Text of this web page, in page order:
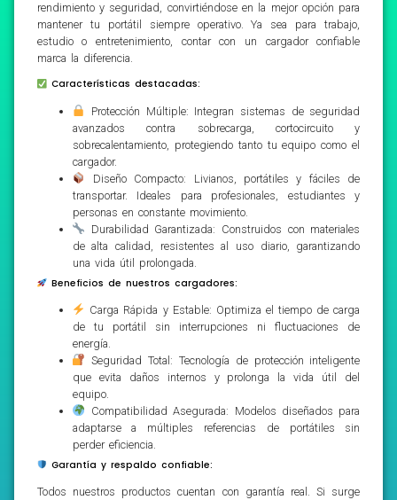
rendimiento y seguridad, convirtiéndose en la mejor opción para
mantener tu portátil siempre operativo. Ya sea para trabajo,
estudio o entretenimiento, contar con un cargador confiable
marca la diferencia.
Características destacadas:
Protección Múltiple: Integran sistemas de seguridad
avanzados contra sobrecarga, cortocircuito y
sobrecalentamiento, protegiendo tanto tu equipo como el
cargador.
Diseño Compacto: Livianos, portátiles y fáciles de
transportar. Ideales para profesionales, estudiantes y
personas en constante movimiento.
Durabilidad Garantizada: Construidos con materiales
de alta calidad, resistentes al uso diario, garantizando
una vida útil prolongada.
Beneficios de nuestros cargadores:
Carga Rápida y Estable: Optimiza el tiempo de carga
de tu portátil sin interrupciones ni fluctuaciones de
energía.
Seguridad Total: Tecnología de protección inteligente
que evita daños internos y prolonga la vida útil del
equipo.
Compatibilidad Asegurada: Modelos diseñados para
adaptarse a múltiples referencias de portátiles sin
perder eficiencia.
Garantía y respaldo confiable:
Todos nuestros productos cuentan con garantía real. Si surge